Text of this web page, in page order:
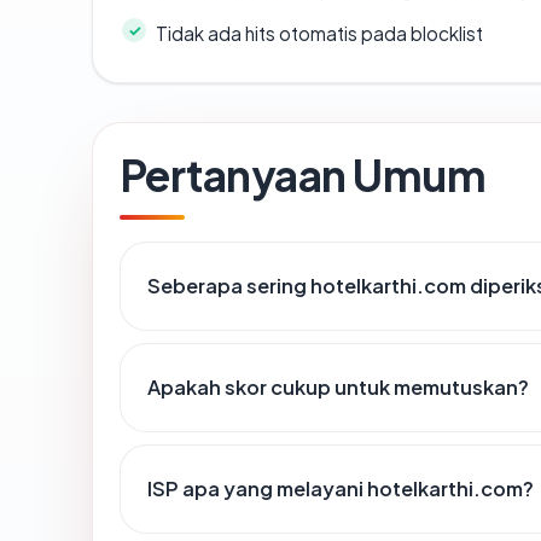
Tidak ada hits otomatis pada blocklist
Pertanyaan Umum
Seberapa sering hotelkarthi.com
Apakah skor cukup untuk memutuskan?
ISP apa yang melayani hotelkarthi.com?